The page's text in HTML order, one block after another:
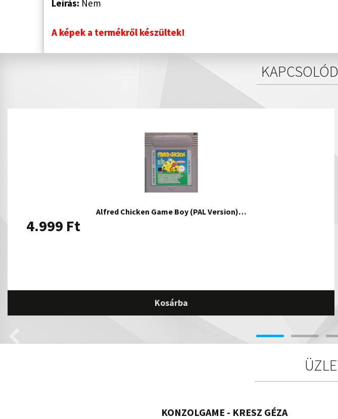
Leírás: Nem
A képek a termékről készültek!
Alfred Chicken Game Boy (PAL Version)…
4.999 Ft
Kosárba
KONZOLGAME - KRESZ GÉZA